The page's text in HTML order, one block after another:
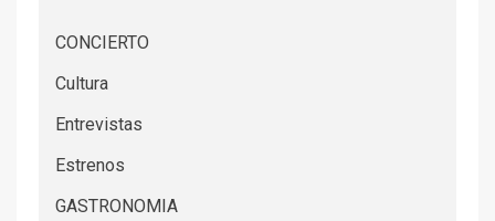
CONCIERTO
Cultura
Entrevistas
Estrenos
GASTRONOMIA